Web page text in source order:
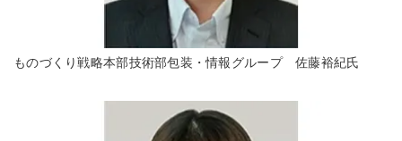
ものづくり戦略本部技術部包装・情報グループ 佐藤裕紀氏